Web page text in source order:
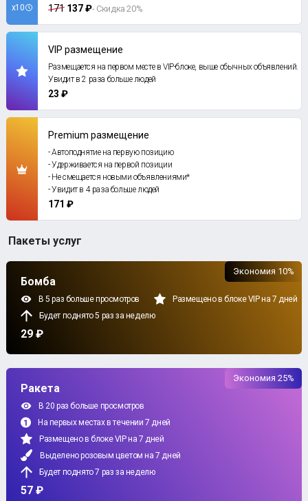
x10
171 137 ₽- Скидка 20%
VIP размещение
Размещается на первом месте в VIP-блоке, выше обычных объявлений.
Увидит в 2 раза больше людей
23 ₽
Premium размещение
- Автоподнятие на первую позицию
- Удерживается на первой позиции
- Не смещается новыми объявлениями*
- Увидит в 4 раза больше людей
171 ₽
Пакеты услуг
Бомба
В 5 раз больше просмотров
Размещено в блоке VIP на 7 дней
Будет поднято 5 раз за неделю
29 ₽
Экономия 10%
Ракета
В 20 раз больше просмотров
На первых местах в течении 7 дней
Размещено в блоке VIP на 7 дней
Выделено розовым цветом на 7 дней
Будет поднято 7 раз за неделю
57 ₽
Экономия 25%